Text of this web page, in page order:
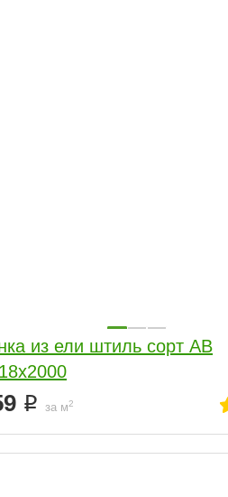
из ели штиль сорт АВ
за м2